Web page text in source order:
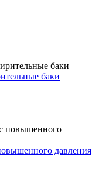
баки
давления